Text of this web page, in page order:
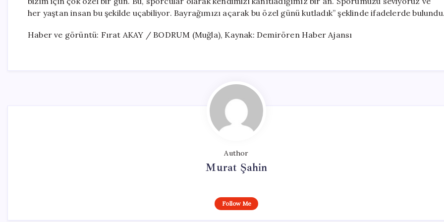
her yaştan insan bu şekilde uçabiliyor. Bayrağımızı açarak bu özel günü kutladık” şeklinde ifadelerde
Haber ve görüntü: Fırat AKAY / BODRUM (Muğla), Kaynak: Demirören Haber Ajansı
Author
Murat Şahin
Follow Me